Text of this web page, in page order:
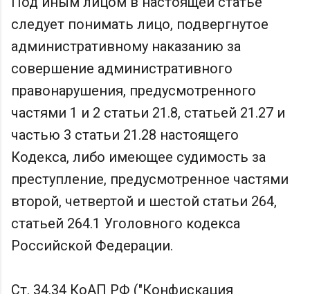
следует понимать лицо, подвергнутое
административному наказанию за
совершение административного
правонарушения, предусмотренного
частями 1 и 2 статьи 21.8, статьей 21.27 и
частью 3 статьи 21.28 настоящего
Кодекса, либо имеющее судимость за
преступление, предусмотренное частями
второй, четвертой и шестой статьи 264,
статьей 264.1 Уголовного кодекса
Российской Федерации.
Ст. 34.34 КоАП РФ ("Конфискация